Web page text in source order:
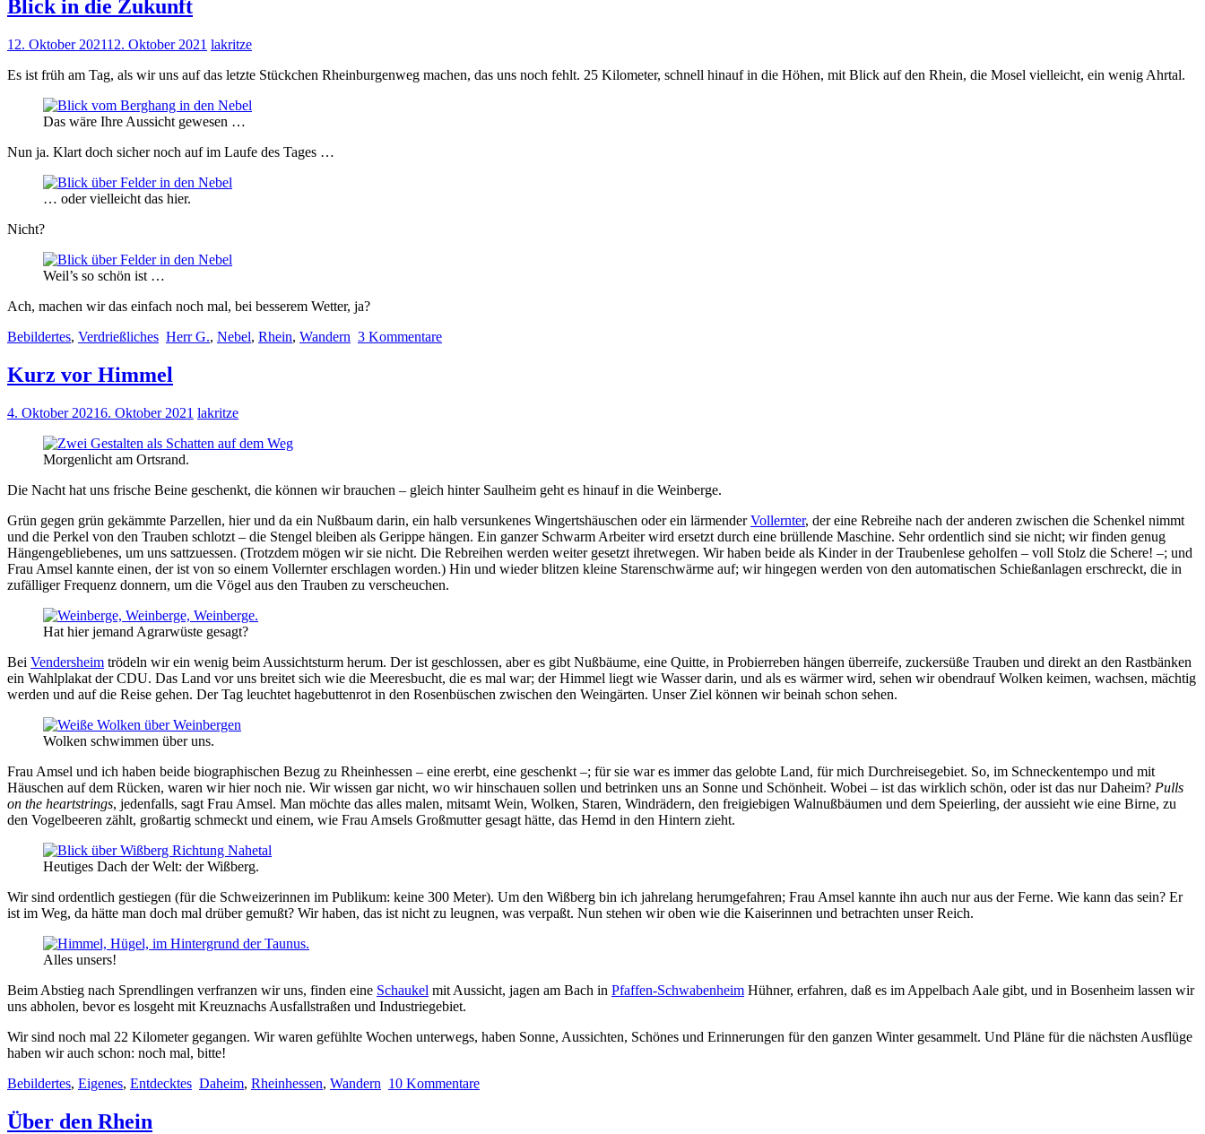
Blick in die Zukunft
12. Oktober 202112. Oktober 2021 lakritze
Es ist früh am Tag, als wir uns auf das letzte Stückchen Rheinburgenweg machen, das uns noch fehlt. 25 Kilometer, schnell hinauf in die Höhen, mit Blick auf den Rhein, die Mosel vielleicht, ein wenig Ahrtal.
Das wäre Ihre Aussicht gewesen …
Nun ja. Klart doch sicher noch auf im Laufe des Tages …
… oder vielleicht das hier.
Nicht?
Weil’s so schön ist …
Ach, machen wir das einfach noch mal, bei besserem Wetter, ja?
Bebildertes, Verdrießliches Herr G., Nebel, Rhein, Wandern 3 Kommentare
Kurz vor Himmel
4. Oktober 20216. Oktober 2021 lakritze
Morgenlicht am Ortsrand.
Die Nacht hat uns frische Beine geschenkt, die können wir brauchen – gleich hinter Saulheim geht es hinauf in die Weinberge.
Grün gegen grün gekämmte Parzellen, hier und da ein Nußbaum darin, ein halb versunkenes Wingertshäuschen oder ein lärmenderVollernter, der eine Rebreihe nach der anderen zwischen die Schenkel nimmt
und die Perkel von den Trauben schlotzt – die Stengel bleiben als Gerippe hängen. Ein ganzer Schwarm Arbeiter wird ersetzt durch eine brüllende Maschine. Sehr ordentlich sind sie nicht; wir finden genug
Hängengebliebenes, um uns sattzuessen. (Trotzdem mögen wir sie nicht. Die Rebreihen werden weiter gesetzt ihretwegen. Wir haben beide als Kinder in der Traubenlese geholfen – voll Stolz die Schere! –; und
Frau Amsel kannte einen, der ist von so einem Vollernter erschlagen worden.) Hin und wieder blitzen kleine Starenschwärme auf; wir hingegen werden von den automatischen Schießanlagen erschreckt, die in
zufälliger Frequenz donnern, um die Vögel aus den Trauben zu verscheuchen.
Hat hier jemand Agrarwüste gesagt?
Bei Vendersheim trödeln wir ein wenig beim Aussichtsturm herum. Der ist geschlossen, aber es gibt Nußbäume, eine Quitte, in Probierreben hängen überreife, zuckersüße Trauben und direkt an den Rastbänken
ein Wahlplakat der CDU. Das Land vor uns breitet sich wie die Meeresbucht, die es mal war; der Himmel liegt wie Wasser darin, und als es wärmer wird, sehen wir obendrauf Wolken keimen, wachsen, mächtig
werden und auf die Reise gehen. Der Tag leuchtet hagebuttenrot in den Rosenbüschen zwischen den Weingärten. Unser Ziel können wir beinah schon sehen.
Wolken schwimmen über uns.
Frau Amsel und ich haben beide biographischen Bezug zu Rheinhessen – eine ererbt, eine geschenkt –; für sie war es immer das gelobte Land, für mich Durchreisegebiet. So, im Schneckentempo und mit
Häuschen auf dem Rücken, waren wir hier noch nie. Wir wissen gar nicht, wo wir hinschauen sollen und betrinken uns an Sonne und Schönheit. Wobei – ist das wirklich schön, oder ist das nur Daheim? Pulls
on the heartstrings, jedenfalls, sagt Frau Amsel. Man möchte das alles malen, mitsamt Wein, Wolken, Staren, Windrädern, den freigiebigen Walnußbäumen und dem Speierling, der aussieht wie eine Birne, zu
den Vogelbeeren zählt, großartig schmeckt und einem, wie Frau Amsels Großmutter gesagt hätte, das Hemd in den Hintern zieht.
Heutiges Dach der Welt: der Wißberg.
Wir sind ordentlich gestiegen (für die Schweizerinnen im Publikum: keine 300 Meter). Um den Wißberg bin ich jahrelang herumgefahren; Frau Amsel kannte ihn auch nur aus der Ferne. Wie kann das sein? Er
ist im Weg, da hätte man doch mal drüber gemußt? Wir haben, das ist nicht zu leugnen, was verpaßt. Nun stehen wir oben wie die Kaiserinnen und betrachten unser Reich.
Alles unsers!
Beim Abstieg nach Sprendlingen verfranzen wir uns, finden eine Schaukel mit Aussicht, jagen am Bach in Pfaffen-Schwabenheim Hühner, erfahren, daß es im Appelbach Aale gibt, und in Bosenheim lassen wir
uns abholen, bevor es losgeht mit Kreuznachs Ausfallstraßen und Industriegebiet.
Wir sind noch mal 22 Kilometer gegangen. Wir waren gefühlte Wochen unterwegs, haben Sonne, Aussichten, Schönes und Erinnerungen für den ganzen Winter gesammelt. Und Pläne für die nächsten Ausflüge
haben wir auch schon: noch mal, bitte!
Bebildertes, Eigenes, Entdecktes Daheim, Rheinhessen, Wandern 10 Kommentare
Über den Rhein